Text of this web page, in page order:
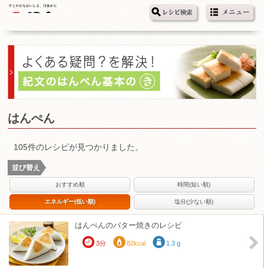
はんぺん
105件のレシピが見つかりました。
並び替え
おすすめ順 時間(短い順)
エネルギー(低い順) 塩分(少ない順)
はんぺんのバター焼きのレシピ
3分 82kcal 1.3 g